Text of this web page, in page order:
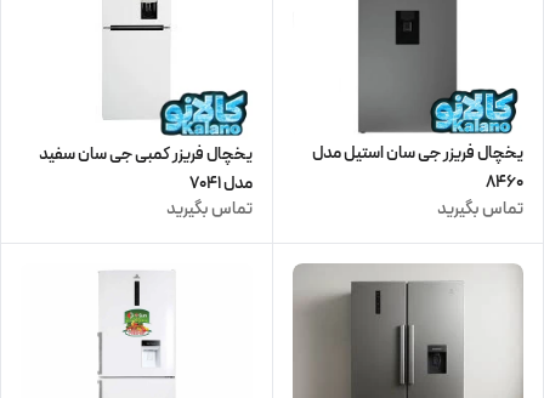
یخچال فریزر جی سان استیل مدل
8460
تماس بگیرید
یخچال فریزر کمبی جی سان سفید
مدل 7041
تماس بگیرید